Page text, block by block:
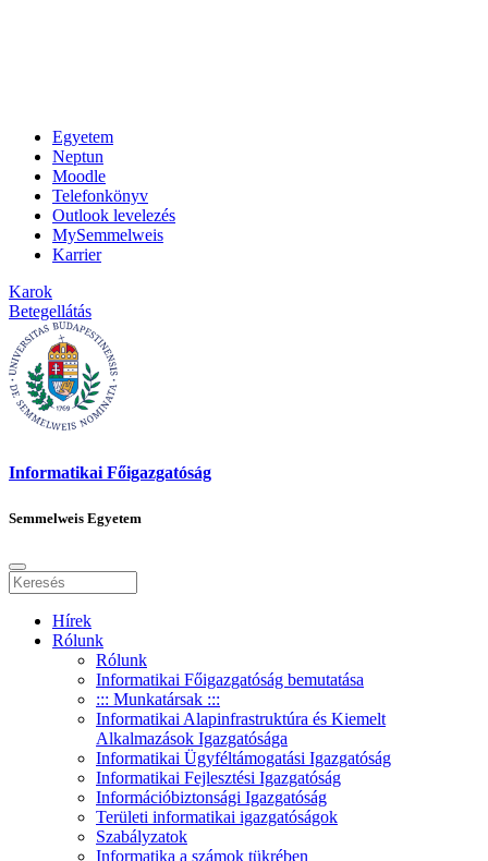
Egyetem
Neptun
Moodle
Telefonkönyv
Outlook levelezés
MySemmelweis
Karrier
Karok
Betegellátás
Informatikai Főigazgatóság
Semmelweis Egyetem
Hírek
Rólunk
Rólunk
Informatikai Főigazgatóság bemutatása
::: Munkatársak :::
Informatikai Alapinfrastruktúra és Kiemelt
Alkalmazások Igazgatósága
Informatikai Ügyféltámogatási Igazgatóság
Informatikai Fejlesztési Igazgatóság
Információbiztonsági Igazgatóság
Területi informatikai igazgatóságok
Szabályzatok
Informatika a számok tükrében